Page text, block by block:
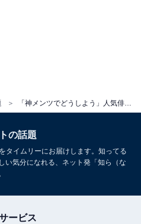
の話題
タイムリーにお届けします。知ってる
い気分になれる、ネット発「知ら（な
ービス